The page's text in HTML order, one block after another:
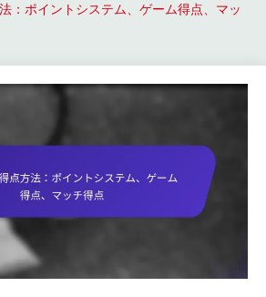
：ポイントシステム、ゲーム得点、マッ